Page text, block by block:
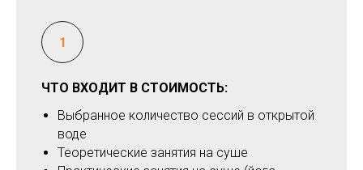
ЧТО ВХОДИТ В СТОИМОСТЬ:
Выбранное количество сессий в открытой
воде
Теоретические занятия на суше